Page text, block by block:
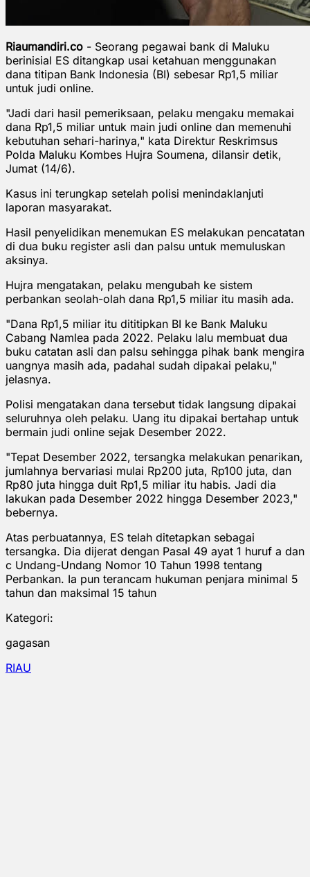
Riaumandiri.co - Seorang pegawai bank di Maluku
berinisial ES ditangkap usai ketahuan menggunakan
dana titipan Bank Indonesia (BI) sebesar Rp1,5 miliar
untuk judi online.
"Jadi dari hasil pemeriksaan, pelaku mengaku memakai
dana Rp1,5 miliar untuk main judi online dan memenuhi
kebutuhan sehari-harinya," kata Direktur Reskrimsus
Polda Maluku Kombes Hujra Soumena, dilansir detik,
Jumat (14/6).
Kasus ini terungkap setelah polisi menindaklanjuti
laporan masyarakat.
Hasil penyelidikan menemukan ES melakukan pencatatan
di dua buku register asli dan palsu untuk memuluskan
aksinya.
Hujra mengatakan, pelaku mengubah ke sistem
perbankan seolah-olah dana Rp1,5 miliar itu masih ada.
"Dana Rp1,5 miliar itu dititipkan BI ke Bank Maluku
Cabang Namlea pada 2022. Pelaku lalu membuat dua
buku catatan asli dan palsu sehingga pihak bank mengira
uangnya masih ada, padahal sudah dipakai pelaku,"
jelasnya.
Polisi mengatakan dana tersebut tidak langsung dipakai
seluruhnya oleh pelaku. Uang itu dipakai bertahap untuk
bermain judi online sejak Desember 2022.
"Tepat Desember 2022, tersangka melakukan penarikan,
jumlahnya bervariasi mulai Rp200 juta, Rp100 juta, dan
Rp80 juta hingga duit Rp1,5 miliar itu habis. Jadi dia
lakukan pada Desember 2022 hingga Desember 2023,"
bebernya.
Atas perbuatannya, ES telah ditetapkan sebagai
tersangka. Dia dijerat dengan Pasal 49 ayat 1 huruf a dan
c Undang-Undang Nomor 10 Tahun 1998 tentang
Perbankan. Ia pun terancam hukuman penjara minimal 5
tahun dan maksimal 15 tahun
Kategori:
gagasan
RIAU